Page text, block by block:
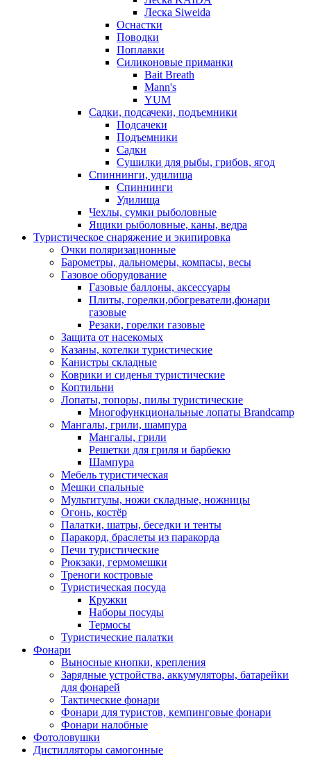
Леска Siweida
Оснастки
Поводки
Поплавки
Силиконовые приманки
Bait Breath
Mann's
YUM
Садки, подсачеки, подъемники
Подсачеки
Подъемники
Садки
Сушилки для рыбы, грибов, ягод
Спиннинги, удилища
Спиннинги
Удилища
Чехлы, сумки рыболовные
Ящики рыболовные, каны, ведра
Туристическое снаряжение и экипировка
Очки поляризационные
Барометры, дальномеры, компасы, весы
Газовое оборудование
Газовые баллоны, аксессуары
Плиты, горелки,обогреватели,фонари
газовые
Резаки, горелки газовые
Защита от насекомых
Казаны, котелки туристические
Канистры складные
Коврики и сиденья туристические
Коптильни
Лопаты, топоры, пилы туристические
Многофункциональные лопаты Brandcamp
Мангалы, грили, шампура
Мангалы, грили
Решетки для гриля и барбекю
Шампура
Мебель туристическая
Мешки спальные
Мультитулы, ножи складные, ножницы
Огонь, костёр
Палатки, шатры, беседки и тенты
Паракорд, браслеты из паракорда
Печи туристические
Рюкзаки, гермомешки
Треноги костровые
Туристическая посуда
Кружки
Наборы посуды
Термосы
Туристические палатки
Фонари
Выносные кнопки, крепления
Зарядные устройства, аккумуляторы, батарейки
для фонарей
Тактические фонари
Фонари для туристов, кемпинговые фонари
Фонари налобные
Фотоловушки
Дистилляторы самогонные